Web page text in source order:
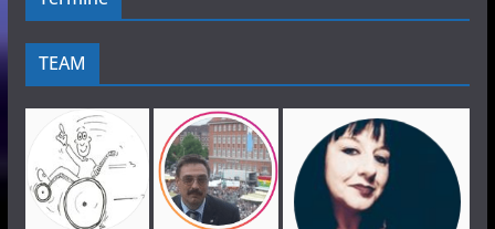
TEAM